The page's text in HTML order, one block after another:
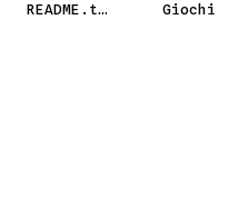
README.txt Giochi